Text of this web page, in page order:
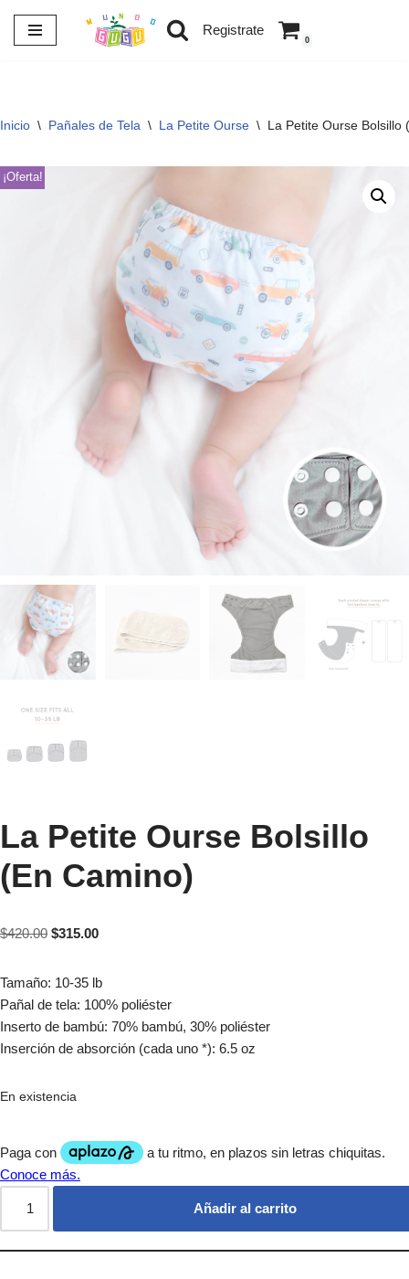
Saltar
Registrate
0
Inicio \ Pañales de Tela \ La Petite Ourse \ La Petite Ourse Bolsillo
¡Oferta!
La Petite Ourse Bolsillo
(En Camino)
$420.00 $315.00
Tamaño: 10-35 lb
Pañal de tela: 100% poliéster
Inserto de bambú: 70% bambú, 30% poliéster
Inserción de absorción (cada uno *): 6.5 oz
En existencia
Añadir al carrito